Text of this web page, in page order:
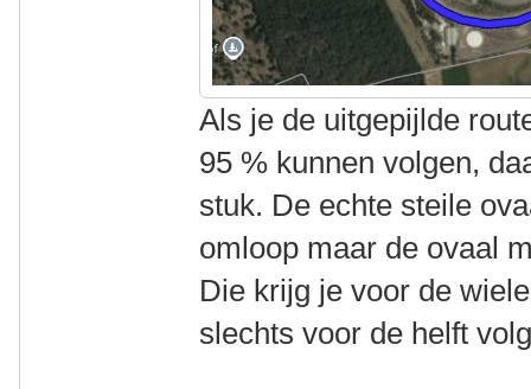
Als je de uitgepijlde
95 % kunnen volgen,
stuk. De echte steile
omloop maar de ovaal
Die krijg je voor de
slechts voor de helft